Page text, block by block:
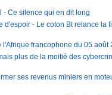
- Ce silence qui en dit long
d'espoir - Le coton Bt relance la
l'Afrique francophone du 05 août
plus de la moitié des
ses revenus miniers en